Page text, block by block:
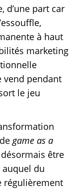
d’une part car
à haut
marketing
vend pendant
le jeu
game as a
désormais être
du
régulièrement